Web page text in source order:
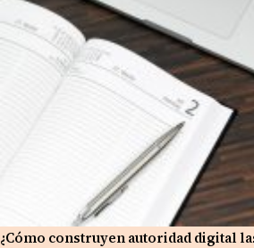
¿Cómo construyen autoridad digital